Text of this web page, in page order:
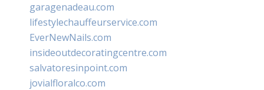
garagenadeau.com
lifestylechauffeurservice.com
EverNewNails.com
insideoutdecoratingcentre.com
salvatoresinpoint.com
jovialfloralco.com